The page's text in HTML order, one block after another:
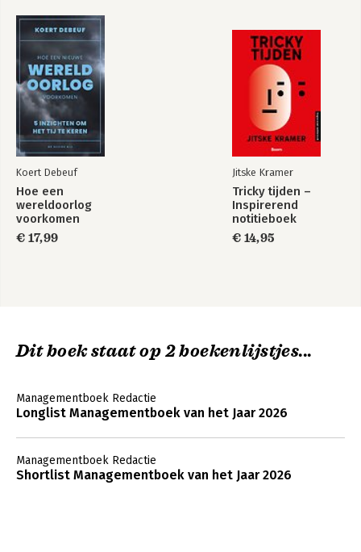
Koert Debeuf
Hoe een
wereldoorlog
voorkomen
€ 17,99
Jitske Kramer
Tricky tijden –
Inspirerend
notitieboek
€ 14,95
Dit boek staat op 2 boekenlijstjes...
Managementboek Redactie
Longlist Managementboek van het Jaar 2026
Managementboek Redactie
Shortlist Managementboek van het Jaar 2026